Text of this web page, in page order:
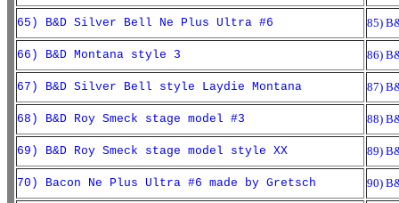
65) B&D Silver Bell Ne Plus Ultra #6 85)
66) B&D Montana style 3 86)
67) B&D Silver Bell style Laydie Montana 87)
68) B&D Roy Smeck stage model #3 88)
69) B&D Roy Smeck stage model style XX 89)
70) Bacon Ne Plus Ultra #6 made by Gretsch 90)